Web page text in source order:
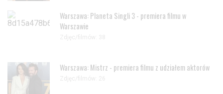
Warszawa: Planeta Singli 3 - premiera filmu w
Warszawie
Zdjęc/filmów: 38
Warszawa: Mistrz - premiera filmu z udziałem aktorów
Zdjęc/filmów: 26